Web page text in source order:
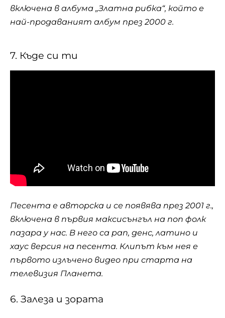
включена в албума „Златна рибка“, който е
най-продаваният албум през 2000 г.
7. Къде си ти
Песента е авторска и се появява през 2001 г.,
включена в първия максисънгъл на поп фолк
пазара у нас. В него са рап, денс, латино и
хаус версия на песента. Клипът към нея е
първото излъчено видео при старта на
телевизия Планета.
6. Залеза и зората